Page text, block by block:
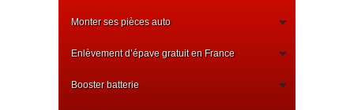
Monter ses pièces auto
Enlèvement d’épave gratuit en France
Booster batterie